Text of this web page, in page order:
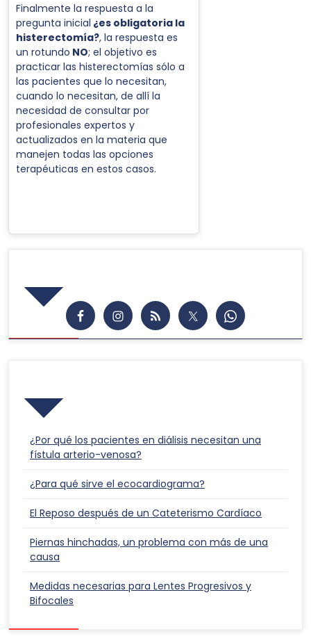
Finalmente la respuesta a la
pregunta inicial ¿es obligatoria la
histerectomía?, la respuesta es
un rotundo NO; el objetivo es
practicar las histerectomías sólo a
las pacientes que lo necesitan,
cuando lo necesitan, de allí la
necesidad de consultar por
profesionales expertos y
actualizados en la materia que
manejen todas las opciones
terapéuticas en estos casos.
¿Por qué los pacientes en diálisis necesitan una
fístula arterio-venosa?
¿Para qué sirve el ecocardiograma?
El Reposo después de un Cateterismo Cardíaco
Piernas hinchadas, un problema con más de una
causa
Medidas necesarias para Lentes Progresivos y
Bifocales